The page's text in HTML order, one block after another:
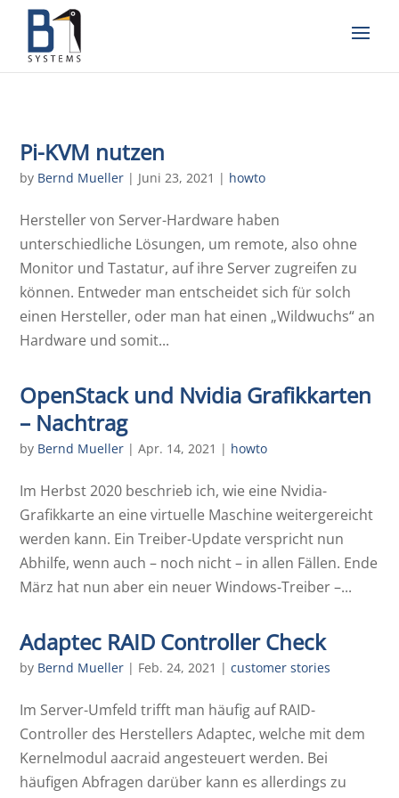
Pi-KVM nutzen
by Bernd Mueller | Juni 23, 2021 | howto
Hersteller von Server-Hardware haben
unterschiedliche Lösungen, um remote, also ohne
Monitor und Tastatur, auf ihre Server zugreifen zu
können. Entweder man entscheidet sich für solch
einen Hersteller, oder man hat einen „Wildwuchs“ an
Hardware und somit...
OpenStack und Nvidia Grafikkarten
– Nachtrag
by Bernd Mueller |Apr. 14, 2021 | howto
Im Herbst 2020 beschrieb ich, wie eine Nvidia-
Grafikkarte an eine virtuelle Maschine weitergereicht
werden kann. Ein Treiber-Update verspricht nun
Abhilfe, wenn auch – noch nicht – in allen Fällen. Ende
März hat nun aber ein neuer Windows-Treiber –...
Adaptec RAID Controller Check
by Bernd Mueller | Feb. 24, 2021 |customer stories
Im Server-Umfeld trifft man häufig auf RAID-
Controller des Herstellers Adaptec, welche mit dem
Kernelmodul aacraid angesteuert werden. Bei
häufigen Abfragen darüber kann es allerdings zu